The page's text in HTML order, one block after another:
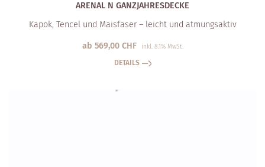
ARENAL N GANZJAHRESDECKE
Kapok, Tencel und Maisfaser – leicht und atmungsaktiv
ab 569,00 CHF inkl. 8.1% MwSt.
DETAILS